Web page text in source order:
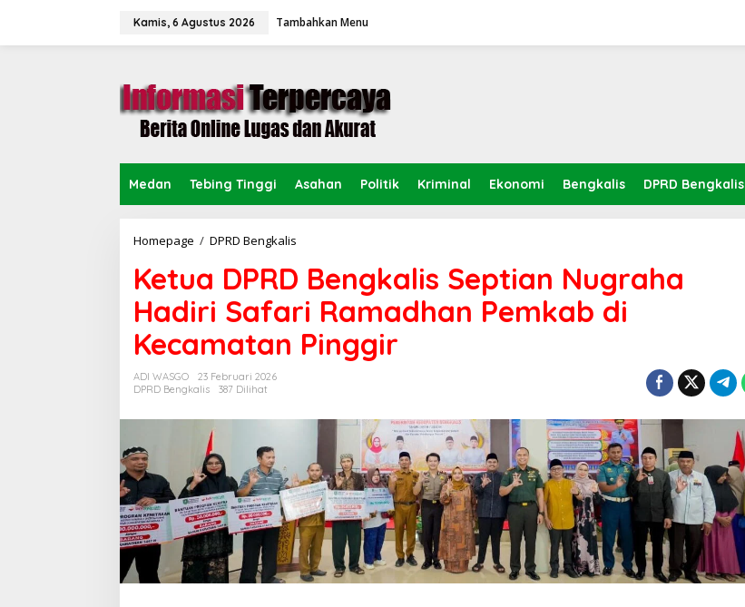
Kamis, 6 Agustus 2026 Tambahkan Menu
Medan Tebing Tinggi Asahan Politik Kriminal Ekonomi Bengkalis DPRD Bengkalis
Homepage / DPRD Bengkalis
t
u
a
P
R
n
l
i
s
S
e
p
t
Ketua DPRD Bengkalis Septian Nugraha
Hadiri Safari Ramadhan Pemkab di
Kecamatan Pinggir
ADI WASGO
23 Februari 2026
DPRD Bengkalis
387 Dilihat